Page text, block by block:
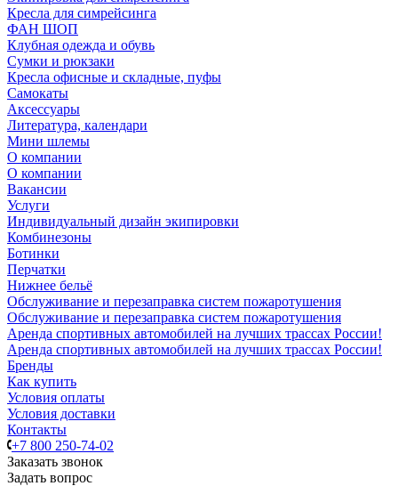
Кресла для симрейсинга
ФАН ШОП
Клубная одежда и обувь
Сумки и рюкзаки
Кресла офисные и складные, пуфы
Самокаты
Аксессуары
Литература, календари
Мини шлемы
О компании
О компании
Вакансии
Услуги
Индивидуальный дизайн экипировки
Комбинезоны
Ботинки
Перчатки
Нижнее бельё
Обслуживание и перезаправка систем пожаротушения
Обслуживание и перезаправка систем пожаротушения
Аренда спортивных автомобилей на лучших трассах России!
Аренда спортивных автомобилей на лучших трассах России!
Бренды
Как купить
Условия оплаты
Условия доставки
Контакты
+7 800 250-74-02
Заказать звонок
Задать вопрос